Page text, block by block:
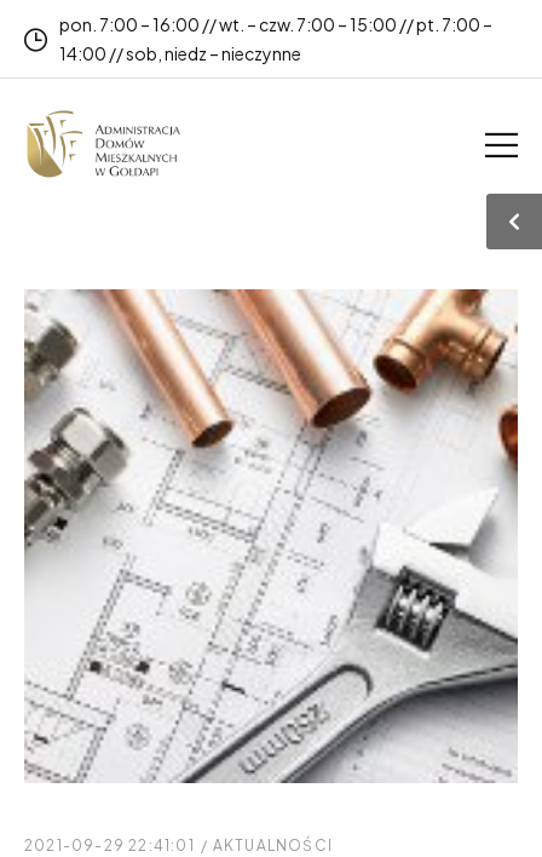
pon. 7:00 – 16:00 // wt. – czw. 7:00 – 15:00 // pt. 7:00 –
14:00 // sob, niedz – nieczynne
2021-09-29 22:41:01 / AKTUALNOŚCI